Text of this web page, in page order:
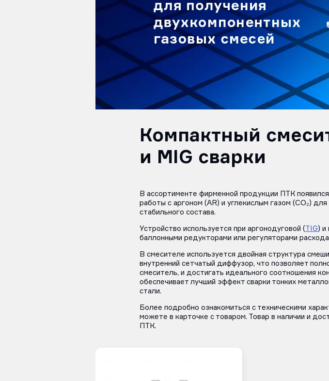
Компактный
и MIG сварки
В ассортименте фирменной продукции ПТК
работы с аргоном (AR) и углекислым газом (CO₂)
стабильного состава.
Устройство используется при аргонодуговой ( TIG) и
баллонными редукторами или регуляторами расхода
В смесителе используется двойная структура
внутренний сетчатый диффузор, что позволяет
смеситель, и достигать идеального соотношения
обеспечивает лучший эффект сварки тонких
стали.
Более подробно ознакомиться с техническими
можете в карточке с товаром. Товар в наличии и
ПТК.